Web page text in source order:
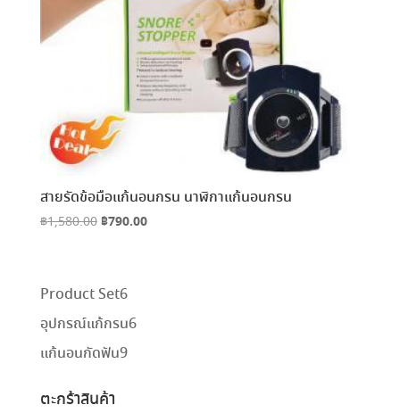
สายรัดข้อมือแก้นอนกรน นาฬิกาแก้นอนกรน
฿1,580.00 Original
฿790.00Current
Product Set66
สินค้า
อุปกรณ์แก้กรน66
แก้นอนกัดฟัน99
ตะกร้าสินค้า